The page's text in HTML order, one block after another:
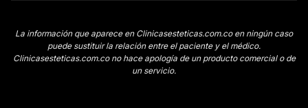
La información que aparece en Clinicasesteticas.com.co en ningún caso
puede sustituir la relación entre el paciente y el médico.
Clinicasesteticas.com.co no hace apología de un producto comercial o de
un servicio.